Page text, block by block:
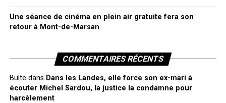
Une séance de cinéma en plein air gratuite fera son
retour à Mont-de-Marsan
COMMENTAIRES RÉCENTS
Bulte dans Dans les Landes, elle force son ex-mari à
écouter Michel Sardou, la justice la condamne pour
harcèlement